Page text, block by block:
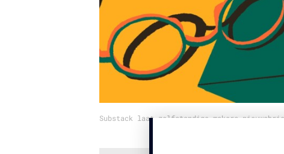
Substack laat zelfstandige makers